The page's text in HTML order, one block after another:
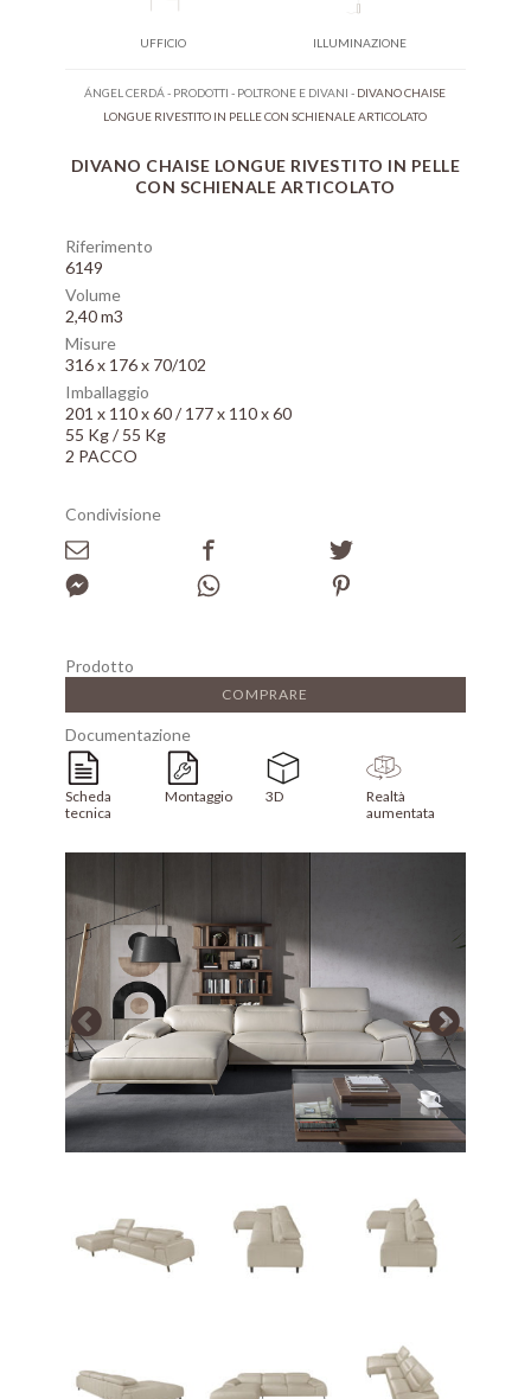
UFFICIO ILLUMINAZIONE
ÁNGEL CERDÁ - PRODOTTI - POLTRONE E DIVANI - DIVANO CHAISE
LONGUE RIVESTITO IN PELLE CON SCHIENALE ARTICOLATO
DIVANO CHAISE LONGUE RIVESTITO IN PELLE
CON SCHIENALE ARTICOLATO
Riferimento
6149
Volume
2,40 m3
Misure
316 x 176 x 70/102
Imballaggio
201 x 110 x 60 / 177 x 110 x 60
55 Kg / 55 Kg
2 PACCO
Condivisione
Prodotto
COMPRARE
Documentazione
Scheda
tecnica
Montaggio 3D
Realtà
aumentata